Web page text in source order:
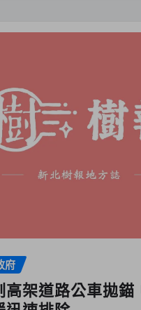
府
高架道路公車拋錨